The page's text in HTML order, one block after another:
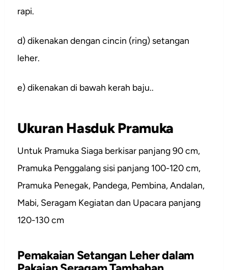
rapi.
d) dikenakan dengan cincin (ring) setangan
leher.
e) dikenakan di bawah kerah baju..
Ukuran Hasduk Pramuka
Untuk Pramuka Siaga berkisar panjang 90 cm,
Pramuka Penggalang sisi panjang 100-120 cm,
Pramuka Penegak, Pandega, Pembina, Andalan,
Mabi, Seragam Kegiatan dan Upacara panjang
120-130 cm
Pemakaian Setangan Leher dalam